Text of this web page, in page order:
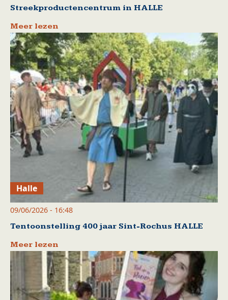
Streekproductencentrum in HALLE
Meer lezen
Halle
09/06/2026 - 16:48
Tentoonstelling 400 jaar Sint-Rochus HALLE
Meer lezen